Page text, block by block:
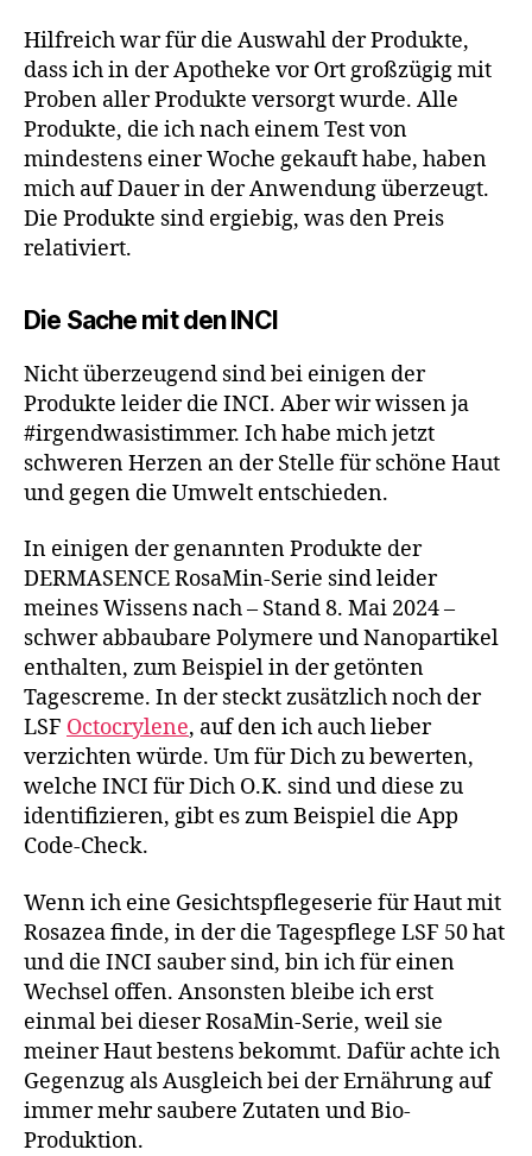
Hilfreich war für die Auswahl der Produkte,
dass ich in der Apotheke vor Ort großzügig mit
Proben aller Produkte versorgt wurde. Alle
Produkte, die ich nach einem Test von
mindestens einer Woche gekauft habe, haben
mich auf Dauer in der Anwendung überzeugt.
Die Produkte sind ergiebig, was den Preis
relativiert.
Die Sache mit den INCI
Nicht überzeugend sind bei einigen der
Produkte leider die INCI. Aber wir wissen ja
#irgendwasistimmer. Ich habe mich jetzt
schweren Herzen an der Stelle für schöne Haut
und gegen die Umwelt entschieden.
In einigen der genannten Produkte der
DERMASENCE RosaMin-Serie sind leider
meines Wissens nach – Stand 8. Mai 2024 –
schwer abbaubare Polymere und Nanopartikel
enthalten, zum Beispiel in der getönten
Tagescreme. In der steckt zusätzlich noch der
LSF Octocrylene, auf den ich auch lieber
verzichten würde. Um für Dich zu bewerten,
welche INCI für Dich O.K. sind und diese zu
identifizieren, gibt es zum Beispiel die App
Code-Check.
Wenn ich eine Gesichtspflegeserie für Haut mit
Rosazea finde, in der die Tagespflege LSF 50 hat
und die INCI sauber sind, bin ich für einen
Wechsel offen. Ansonsten bleibe ich erst
einmal bei dieser RosaMin-Serie, weil sie
meiner Haut bestens bekommt. Dafür achte ich
Gegenzug als Ausgleich bei der Ernährung auf
immer mehr saubere Zutaten und Bio-
Produktion.